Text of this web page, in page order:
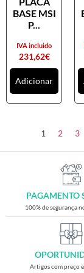
Placas
SAIS
Ventoínhas
Computadores
All-in-One
Gaming
Acessórios
Cadeiras
BASE MSI
P...
231,62€
IVA incluido
Adicionar
1 2 3
PAGAMENTO
100% de segurança
Artigos com preço